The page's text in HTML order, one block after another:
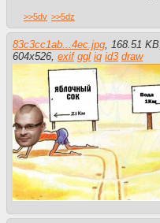
>>5dv >>5dz
83c3cc1ab...4ec.jpg 168.51 KB
604x526 exif ggl iq id3 draw